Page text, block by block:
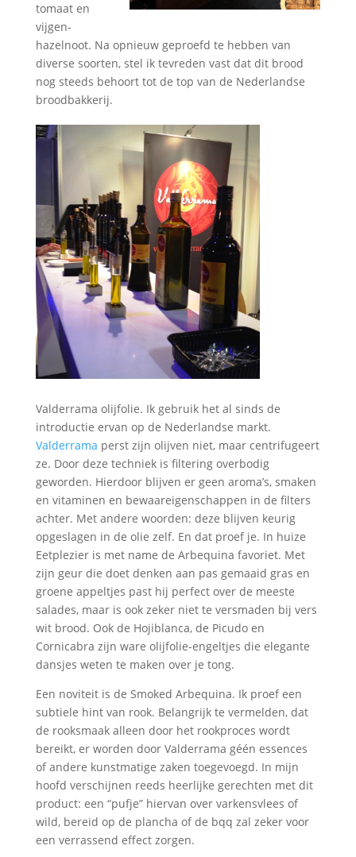
tomaat en
vijgen-
hazelnoot. Na opnieuw geproefd te hebben van
diverse soorten, stel ik tevreden vast dat dit brood
nog steeds behoort tot de top van de Nederlandse
broodbakkerij.
Valderrama olijfolie. Ik gebruik het al sinds de
introductie ervan op de Nederlandse markt.
Valderrama perst zijn olijven niet, maar centrifugeert
ze. Door deze techniek is filtering overbodig
geworden. Hierdoor blijven er geen aroma’s, smaken
en vitaminen en bewaareigenschappen in de filters
achter. Met andere woorden: deze blijven keurig
opgeslagen in de olie zelf. En dat proef je. In huize
Eetplezier is met name de Arbequina favoriet. Met
zijn geur die doet denken aan pas gemaaid gras en
groene appeltjes past hij perfect over de meeste
salades, maar is ook zeker niet te versmaden bij vers
wit brood. Ook de Hojiblanca, de Picudo en
Cornicabra zijn ware olijfolie-engeltjes die elegante
dansjes weten te maken over je tong.
Een noviteit is de Smoked Arbequina. Ik proef een
subtiele hint van rook. Belangrijk te vermelden, dat
de rooksmaak alleen door het rookproces wordt
bereikt, er worden door Valderrama géén essences
of andere kunstmatige zaken toegevoegd. In mijn
hoofd verschijnen reeds heerlijke gerechten met dit
product: een “pufje” hiervan over varkensvlees of
wild, bereid op de plancha of de bqq zal zeker voor
een verrassend effect zorgen.